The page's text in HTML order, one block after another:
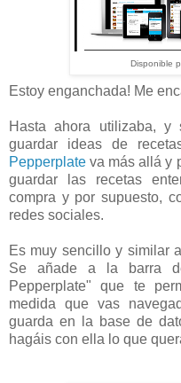
Disponible
Estoy enganchada! Me
Hasta ahora utilizaba, y
guardar ideas de
Pepperplate va más allá y
guardar las recetas
compra y por supuesto,
redes sociales.
Es muy sencillo y similar a
Se añade a la barra
Pepperplate" que te
medida que vas
guarda en la base de
hagáis con ella lo que